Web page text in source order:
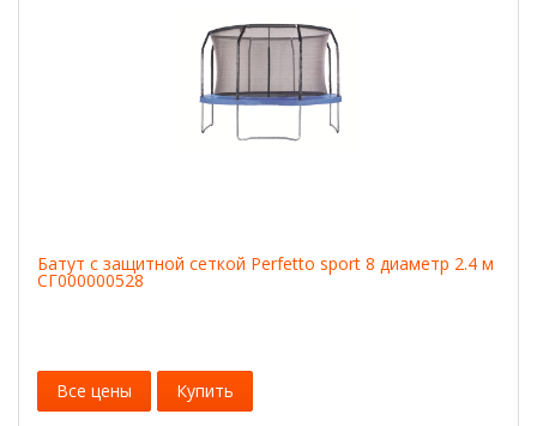
Батут с защитной сеткой Perfetto sport 8 диаметр 2.4 м
СГ000000528
Все цены Купить